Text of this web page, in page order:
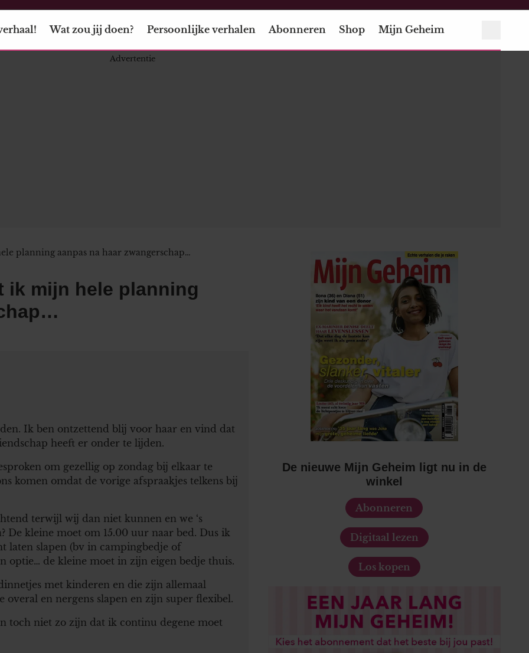
Wat zou jij doen? Persoonlijke verhalen Abonneren Shop Mijn Geheim
planning aanpas na haar zwangerschap…
ik mijn hele planning
Ik ben ontzettend blij voor haar en vind dat
heeft er onder te lijden.
om gezellig op zondag bij elkaar te
komen omdat de vorige afspraakjes telkens bij
terwijl wij dan niet kunnen en we ‘s
De kleine moet om 15.00 uur naar bed. Dus ik
laten slapen (bv in campingbedje of
optie… de kleine moet in zijn eigen bedje thuis.
met kinderen en die zijn allemaal
overal en nergens slapen en zijn super flexibel.
toch niet zo zijn dat ik continu degene moet
De nieuwe Mijn Geheim ligt nu in de
winkel
Abonneren
Digitaal lezen
Los kopen